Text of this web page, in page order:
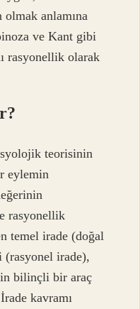
olmak anlamına
ve Kant gibi
rasyonellik olarak
teorisinin
eylemin
rasyonellik
temel irade (doğal
(rasyonel irade),
bilinçli bir araç
kavramı